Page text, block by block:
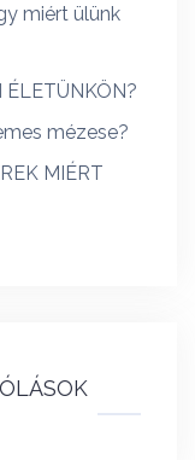
miért ülünk
ÉLETÜNKÖN?
mézese?
MIÉRT